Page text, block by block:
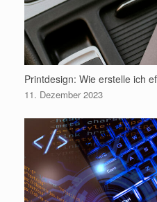
Printdesign: Wie erstelle ich
11. Dezember 2023